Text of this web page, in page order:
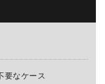
要なケース